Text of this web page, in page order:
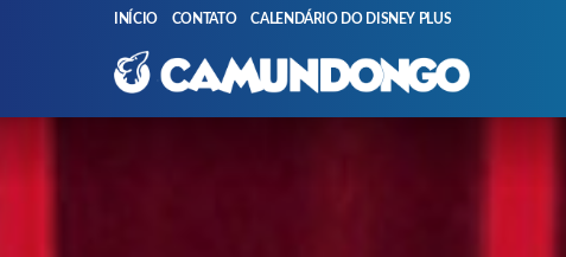
INÍCIO CONTATO CALENDÁRIO DO DISNEY PLUS